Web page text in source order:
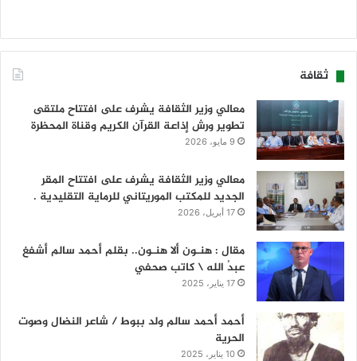
ثقافة
معالي وزير الثقافة يشرف على افتتاح ملتقى
تطوير ورش إذاعة القرآن الكريم وقناة المحظرة
9 مايو، 2026
معالي وزير الثقافة يشرف على افتتاح المقر
الجديد للمكتب الموريتاني للرماية التقليدية .
17 أبريل، 2026
مقال : هنـون ألا هنـون.. بقلم أحمد سالم أشفغ
عبدُ الله \ كاتب صحفي
17 يناير، 2025
أحمد أحمد سالم ولد ببوط / شاعر النضال وصوت
الحرية
10 يناير، 2025